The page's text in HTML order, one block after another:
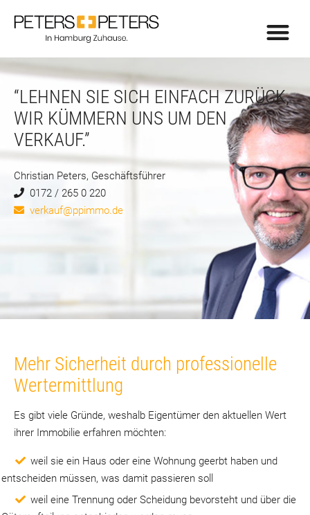
“LEHNEN SIE SICH EINFACH ZURÜCK,
WIR KÜMMERN UNS UM DEN
VERKAUF.”
Christian Peters, Geschäftsführer
0172 / 265 0 220
verkauf@ppimmo.de
Mehr Sicherheit durch professionelle
Wertermittlung
Es gibt viele Gründe, weshalb Eigentümer den aktuellen Wert
ihrer Immobilie erfahren möchten:
weil sie ein Haus oder eine Wohnung geerbt haben und
entscheiden müssen, was damit passieren soll
weil eine Trennung oder Scheidung bevorsteht und über die